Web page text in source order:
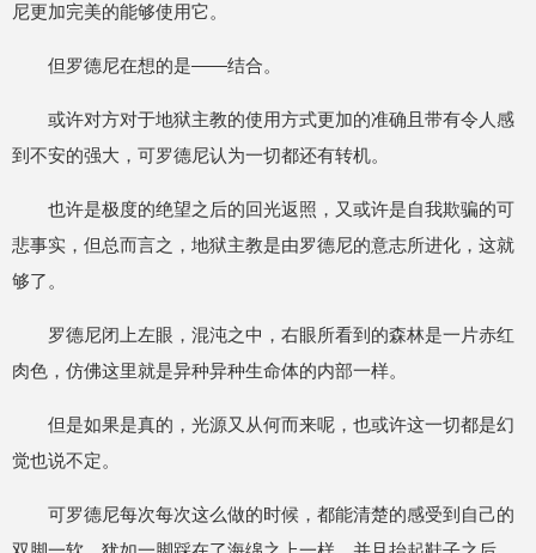
尼更加完美的能够使用它。
但罗德尼在想的是——结合。
或许对方对于地狱主教的使用方式更加的准确且带有令人感
到不安的强大，可罗德尼认为一切都还有转机。
也许是极度的绝望之后的回光返照，又或许是自我欺骗的可
悲事实，但总而言之，地狱主教是由罗德尼的意志所进化，这就
够了。
罗德尼闭上左眼，混沌之中，右眼所看到的森林是一片赤红
肉色，仿佛这里就是异种异种生命体的内部一样。
但是如果是真的，光源又从何而来呢，也或许这一切都是幻
觉也说不定。
可罗德尼每次每次这么做的时候，都能清楚的感受到自己的